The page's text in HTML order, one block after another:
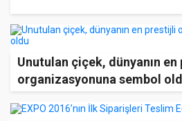
Unutulan çiçek, dünyanın
organizasyonuna sembol